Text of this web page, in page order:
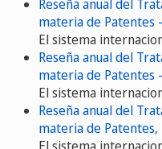
Reseña anual del
materia de Patentes
El sistema
Reseña anual del
materia de Patentes
El sistema
Reseña anual del
materia de Patentes,